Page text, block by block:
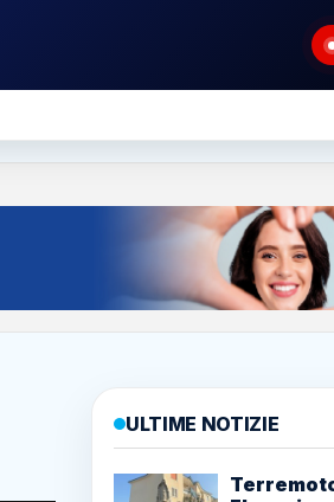
ULTIME NOTIZIE